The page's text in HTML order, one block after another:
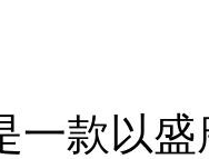
一款以